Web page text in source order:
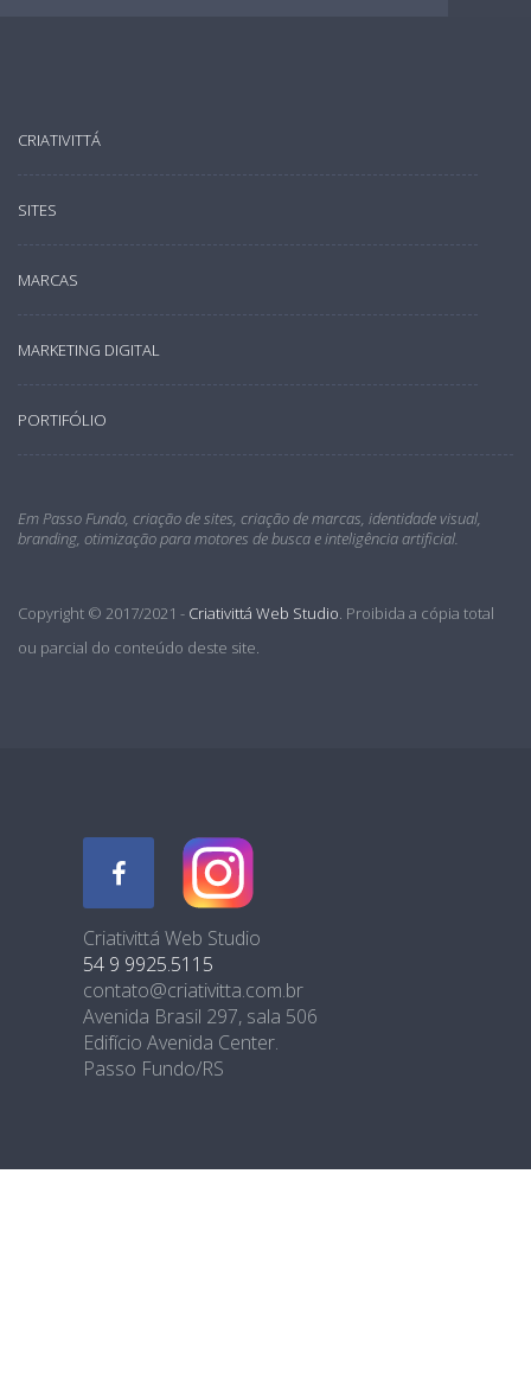
CRIATIVITTÁ
SITES
MARCAS
MARKETING DIGITAL
PORTIFÓLIO
Em Passo Fundo, criação de sites, criação de marcas, identidade visual,
branding, otimização para motores de busca e inteligência artificial.
Copyright © 2017/2021 - Criativittá Web Studio. Proibida a cópia total
ou parcial do conteúdo deste site.
Criativittá Web Studio
54 9 9925.5115
contato@criativitta.com.br
Avenida Brasil 297, sala 506
Edifício Avenida Center.
Passo Fundo/RS